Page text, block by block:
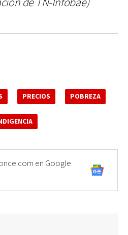
PRECIOS POBREZA
en Google